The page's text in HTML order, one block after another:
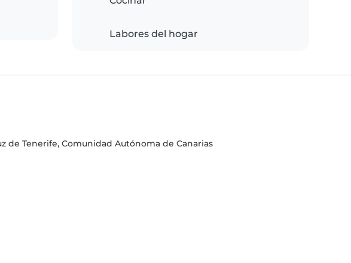
Labores del hogar
de Tenerife, Comunidad Autónoma de Canarias